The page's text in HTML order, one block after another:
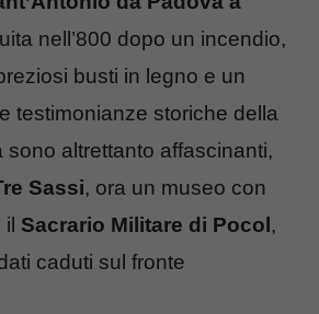
nell’800 dopo un incendio,
busti in legno e un
testimonianze storiche della
sono altrettanto affascinanti,
Sassi, ora un museo con
il Sacrario Militare di Pocol,
caduti sul fronte